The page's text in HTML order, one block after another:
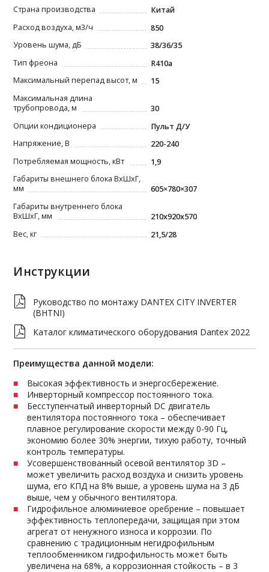
Страна производства
Китай
Расход воздуха, м3/ч
850
Уровень шума, дБ
38/36/35
Тип фреона
R410a
Максимальный перепад высот, м
15
Максимальная длина
трубопровода, м
30
Опции кондиционера
Пульт Д/У
Напряжение, В
220-240
Потребляемая мощность, кВт
1,9
Габариты внешнего блока ВxШxГ,
мм
605×780×307
Габариты внутреннего блока
ВxШxГ, мм
210х920х570
Вес, кг
21,5/28
Инструкции
Руководство по монтажу DANTEX CITY INVERTER
(BHTNI)
Каталог климатического оборудования Dantex 2022
Преимущества данной модели:
Высокая эффективность и энергосбережение.
Инверторный компрессор постоянного тока.
Бесступенчатый инверторный DC двигатель
вентилятора постоянного тока – обеспечивает
плавное регулирование скорости между 0-90 Гц,
экономию более 30% энергии, тихую работу, точный
контроль температуры.
Усовершенствованный осевой вентилятор 3D –
может увеличить расход воздуха и снизить уровень
шума, его КПД на 8% выше, а уровень шума на 3 дБ
выше, чем у обычного вентилятора.
Гидрофильное алюминиевое оребрение – повышает
эффективность теплопередачи, защищая при этом
агрегат от ненужного износа и коррозии. По
сравнению с традиционным негидрофильным
теплообменником гидрофильность может быть
увеличена на 68%, а коррозионная стойкость – в 3